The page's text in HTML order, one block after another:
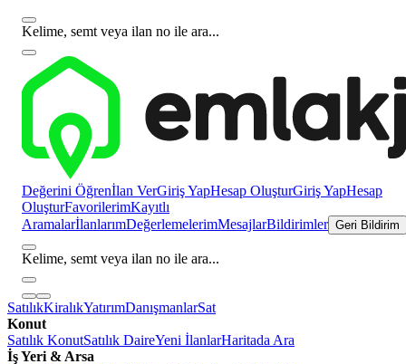
Kelime, semt veya ilan no ile ara...
Değerini Öğrenİlan VerGiriş YapHesap OluşturGiriş YapHesap
OluşturFavorilerimKayıtlı
AramalarİlanlarımDeğerlemelerimMesajlarBildirimler Geri Bildirim
Kelime, semt veya ilan no ile ara...
SatılıkKiralıkYatırımDanışmanlarSat
Konut
Satılık KonutSatılık DaireYeni İlanlarHaritada Ara
İş Yeri & Arsa